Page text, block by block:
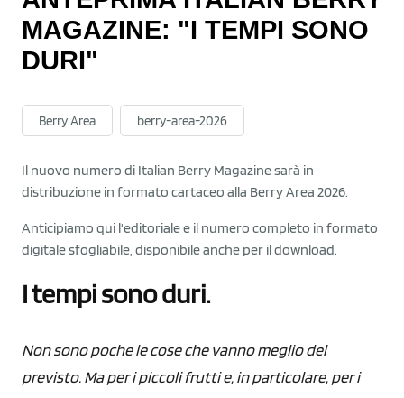
MAGAZINE: "I TEMPI SONO
DURI"
Berry Area berry-area-2026
Il nuovo numero di Italian Berry Magazine sarà in
distribuzione in formato cartaceo alla Berry Area 2026.
Anticipiamo qui l'editoriale e il numero completo in formato
digitale sfogliabile, disponibile anche per il download.
I tempi sono duri.
Non sono poche le cose che vanno meglio del
previsto. Ma per i piccoli frutti e, in particolare, per i